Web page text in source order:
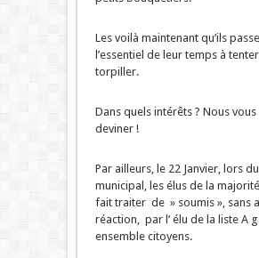
Les voilà maintenant qu’ils
l’essentiel de leur temps à
torpiller.
Dans quels intérêts ? Nous vous
deviner !
Par ailleurs, le 22 Janvier, lors
municipal, les élus de la
fait traiter de » soumis », sans
réaction, par l’ élu de la liste A
ensemble citoyens.